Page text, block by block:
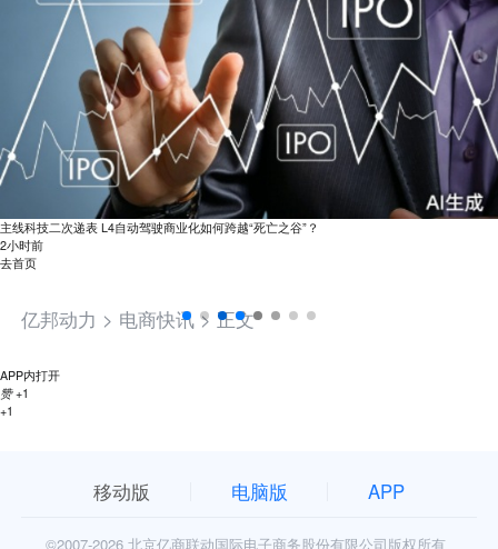
主线科技二次递表 L4自动驾驶商业化如何跨越“死亡之谷”？
2小时前
去首页
亿邦动力 > 电商快讯 > 正文
APP内打开
赞 +1
+1
移动版 电脑版 APP
©2007-2026 北京亿商联动国际电子商务股份有限公司版权所有